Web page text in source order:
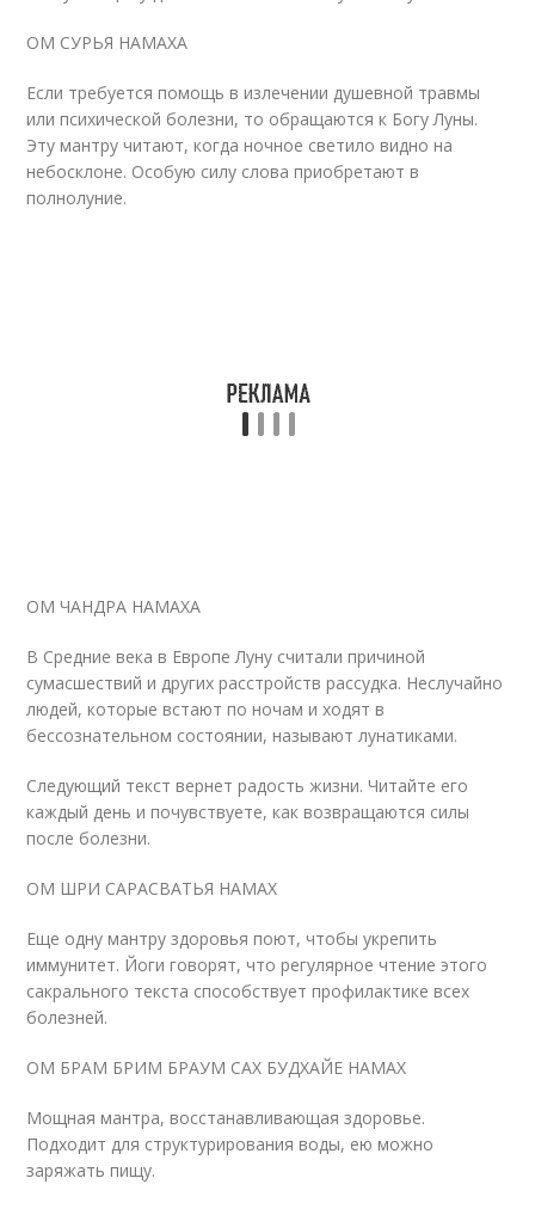
ОМ СУРЬЯ НАМАХА
Если требуется помощь в излечении душевной травмы
или психической болезни, то обращаются к Богу Луны.
Эту мантру читают, когда ночное светило видно на
небосклоне. Особую силу слова приобретают в
полнолуние.
ОМ ЧАНДРА НАМАХА
В Средние века в Европе Луну считали причиной
сумасшествий и других расстройств рассудка. Неслучайно
людей, которые встают по ночам и ходят в
бессознательном состоянии, называют лунатиками.
Следующий текст вернет радость жизни. Читайте его
каждый день и почувствуете, как возвращаются силы
после болезни.
ОМ ШРИ САРАСВАТЬЯ НАМАХ
Еще одну мантру здоровья поют, чтобы укрепить
иммунитет. Йоги говорят, что регулярное чтение этого
сакрального текста способствует профилактике всех
болезней.
ОМ БРАМ БРИМ БРАУМ САХ БУДХАЙЕ НАМАХ
Мощная мантра, восстанавливающая здоровье.
Подходит для структурирования воды, ею можно
заряжать пищу.